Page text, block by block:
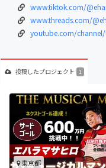
www.tiktok.com/
www.threads.com/
youtube.com/channel/
投稿したプロジェクト 1
東京都